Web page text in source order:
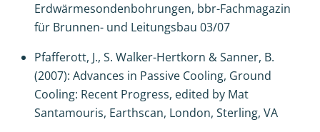
Erdwärmesondenbohrungen, bbr-Fachmagazin
für Brunnen- und Leitungsbau 03/07
Pfafferott, J., S. Walker-Hertkorn & Sanner, B.
(2007): Advances in Passive Cooling, Ground
Cooling: Recent Progress, edited by Mat
Santamouris, Earthscan, London, Sterling, VA